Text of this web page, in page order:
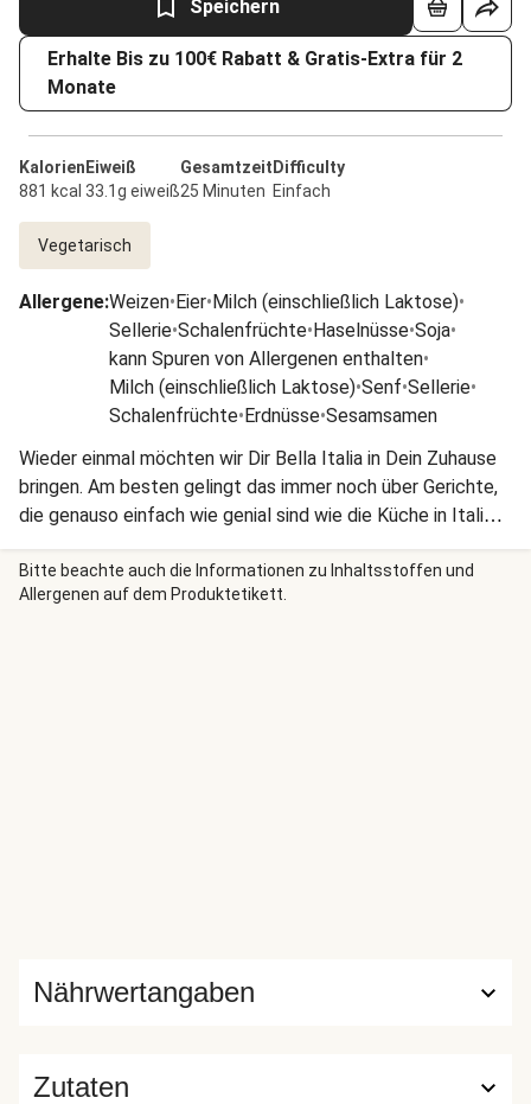
Speichern
Erhalte Bis zu 100€ Rabatt & Gratis-Extra für 2
Monate
Kalorien
881 kcal
Eiweiß
33.1g eiweiß
Gesamtzeit
25 Minuten
Difficulty
Einfach
Vegetarisch
Allergene:Weizen•Eier•Milch (einschließlich Laktose)•
Sellerie•Schalenfrüchte•Haselnüsse•Soja•
kann Spuren von Allergenen enthalten•
Milch (einschließlich Laktose)•Senf•Sellerie•
Schalenfrüchte•Erdnüsse•Sesamsamen
Wieder einmal möchten wir Dir Bella Italia in Dein Zuhause
bringen. Am besten gelingt das immer noch über Gerichte,
die genauso einfach wie genial sind wie die Küche in Italien
selbst!
Bitte beachte auch die Informationen zu Inhaltsstoffen und
Allergenen auf dem Produktetikett.
Zutaten
Nährwertangaben